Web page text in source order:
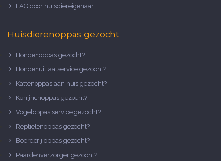
FAQ door huisdiereigenaar
Huisdierenoppas gezocht
Hondenoppas gezocht?
Hondenuitlaatservice gezocht?
Kattenoppas aan huis gezocht?
Konijnenoppas gezocht?
Vogeloppas service gezocht?
Reptielenoppas gezocht?
Boerderij oppas gezocht?
Paardenverzorger gezocht?